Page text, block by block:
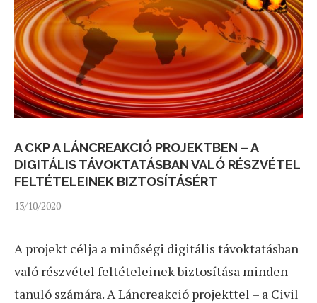
A CKP A LÁNCREAKCIÓ PROJEKTBEN – A
DIGITÁLIS TÁVOKTATÁSBAN VALÓ RÉSZVÉTEL
FELTÉTELEINEK BIZTOSÍTÁSÉRT
13/10/2020
A projekt célja a minőségi digitális távoktatásban
való részvétel feltételeinek biztosítása minden
tanuló számára. A Láncreakció projekttel – a Civil